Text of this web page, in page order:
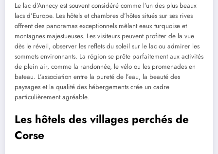
Le lac d’Annecy est souvent considéré comme l’un des plus beaux
lacs d’Europe. Les hôtels et chambres d’hôtes situés sur ses rives
offrent des panoramas exceptionnels mêlant eaux turquoise et
montagnes majestueuses. Les visiteurs peuvent profiter de la vue
dès le réveil, observer les reflets du soleil sur le lac ou admirer les
sommets environnants. La région se prête parfaitement aux activités
de plein air, comme la randonnée, le vélo ou les promenades en
bateau. L’association entre la pureté de l’eau, la beauté des
paysages et la qualité des hébergements crée un cadre
particulièrement agréable.
Les hôtels des villages perchés de
Corse